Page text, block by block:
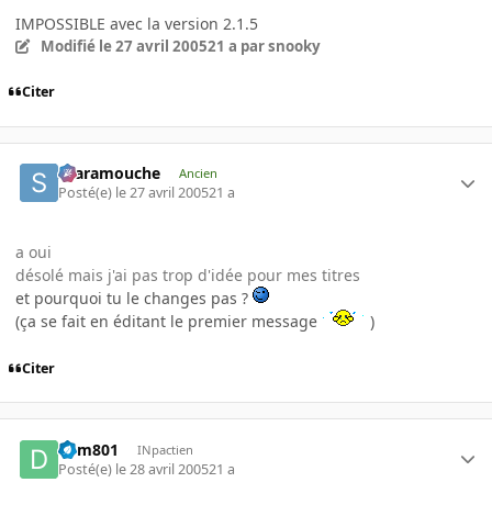
IMPOSSIBLE avec la version 2.1.5
Modifié le 27 avril 200521 a par snooky
Citer
Scaramouche Ancien
Posté(e) le 27 avril 200521 a
a oui
désolé mais j'ai pas trop d'idée pour mes titres
et pourquoi tu le changes pas ?
(ça se fait en éditant le premier message
)
Citer
dym801 INpactien
Posté(e) le 28 avril 200521 a